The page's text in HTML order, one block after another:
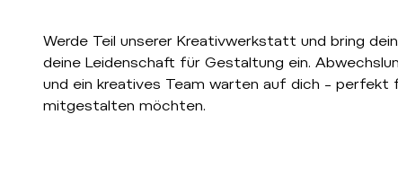
Werde Teil unserer Kreativwerkstatt und bring
deine Leidenschaft für Gestaltung ein.
und ein kreatives Team warten auf dich – perfekt
mitgestalten möchten.